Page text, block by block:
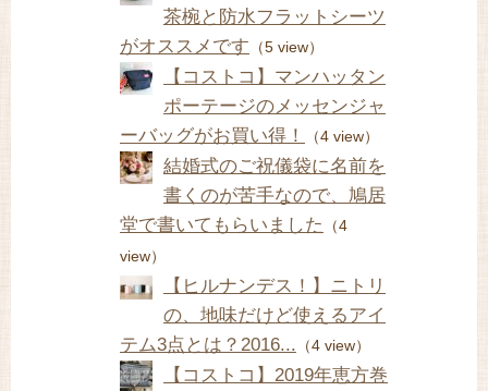
茶椀と防水フラットシーツ
がオススメです （5 view）
【コストコ】マンハッタン
ポーテージのメッセンジャ
ーバッグがお買い得！
（4 view）
結婚式のご祝儀袋に名前を
書くのが苦手なので、鳩居
堂で書いてもらいました
（4
view）
【ヒルナンデス！】ニトリ
の、地味だけど使えるアイ
テム3点とは？2016... （4 view）
【コストコ】2019年恵方巻